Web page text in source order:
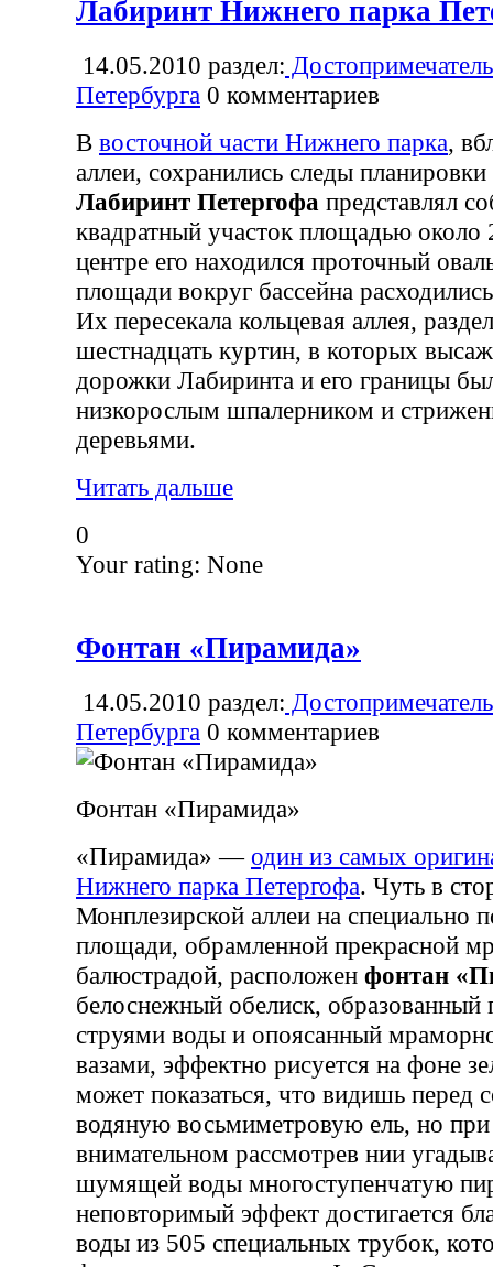
Лабиринт Нижнего парка
14.05.2010 раздел:
Петербурга 0 комментариев
В восточной части Нижнего парка,
аллеи, сохранились следы
Лабиринт Петергофа представлял
квадратный участок площадью около
центре его находился проточный
площади вокруг бассейна
Их пересекала кольцевая аллея,
шестнадцать куртин, в которых
дорожки Лабиринта и его границы
низкорослым шпалерником и
деревьями.
Читать дальше
0
Your rating: None
Фонтан «Пирамида»
14.05.2010 раздел:
Петербурга 0 комментариев
Фонтан «Пирамида»
«Пирамида» —один из самых
Нижнего парка Петергофа. Чуть в
Монплезирской аллеи на специально
площади, обрамленной прекрасной
балюстрадой, расположен фонтан
белоснежный обелиск,
струями воды и опоясанный
вазами, эффектно рисуется на фоне
может показаться, что видишь перед
водяную восьмиметровую ель, но при
внимательном рассмотрев нии
шумящей воды многоступенчатую
неповторимый эффект достигается
воды из 505 специальных трубок,